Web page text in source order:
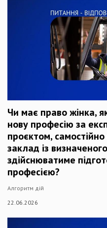
Чи має право жінка,
нову професію за
проєктом,
заклад із
здійснюватиме
професією?
Алгоритм дій
22.06.2026